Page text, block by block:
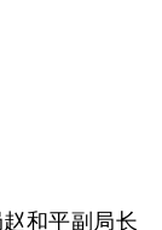
和平副局长